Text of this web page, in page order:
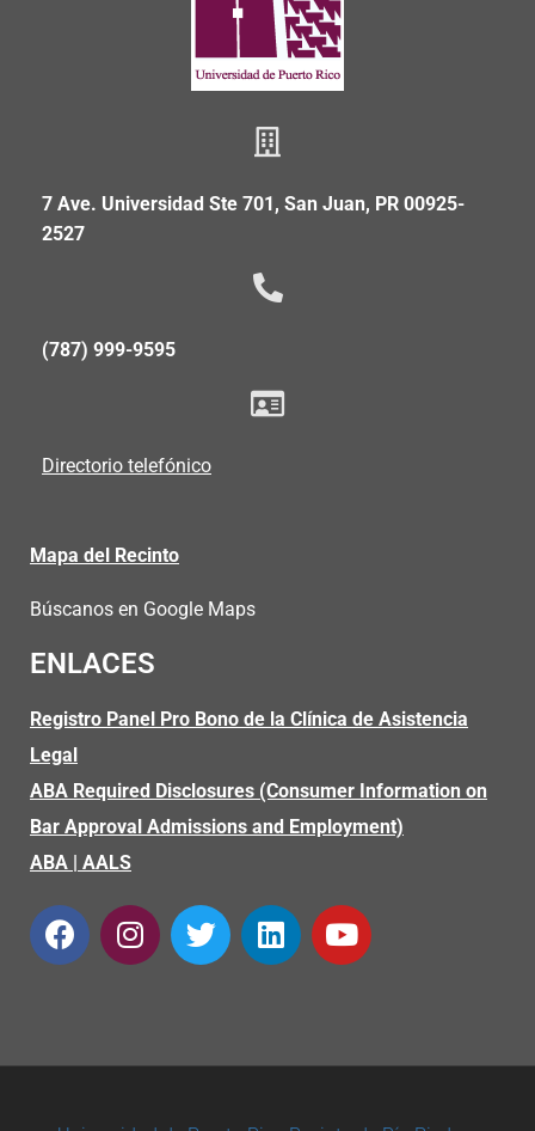
7 Ave. Universidad Ste 701, San Juan, PR 00925-
2527
(787) 999-9595
Directorio telefónico
Mapa del Recinto
Búscanos en Google Maps
ENLACES
Registro Panel Pro Bono de la Clínica de Asistencia
Legal
ABA Required Disclosures (Consumer Information on
Bar Approval Admissions and Employment)
ABA | AALS